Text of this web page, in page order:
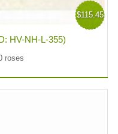
$115.45
HV-NH-L-355)
roses